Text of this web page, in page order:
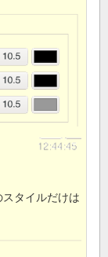
タイルだけは